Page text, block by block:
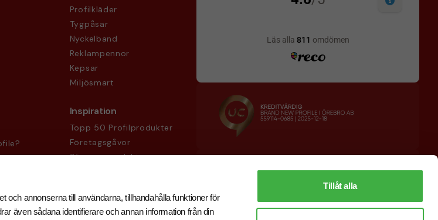
och annonserna till användarna, tillhandahålla funktioner för
även sådana identifierare och annan information från din
Tillåt alla
Profilkläder
Tygpåsar
Nyckelband
Reklampennor
Kepsar
Miljösmart
Inspiration
Topp 50 Profilprodukter
Företagsgåvor
Säsongsprodukter
Snabb leverans